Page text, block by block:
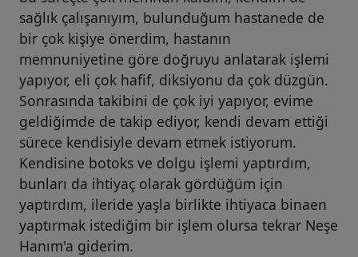
sağlık çalışanıyım, bulunduğum hastanede de
bir çok kişiye önerdim, hastanın
memnuniyetine göre doğruyu anlatarak işlemi
yapıyor, eli çok hafif, diksiyonu da çok düzgün.
Sonrasında takibini de çok iyi yapıyor, evime
geldiğimde de takip ediyor, kendi devam ettiği
sürece kendisiyle devam etmek istiyorum.
Kendisine botoks ve dolgu işlemi yaptırdım,
bunları da ihtiyaç olarak gördüğüm için
yaptırdım, ileride yaşla birlikte ihtiyaca binaen
yaptırmak istediğim bir işlem olursa tekrar Neşe
Hanım'a giderim.